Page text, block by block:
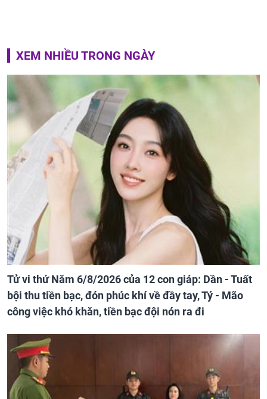
XEM NHIỀU TRONG NGÀY
Tử vi thứ Năm 6/8/2026 của 12 con giáp: Dần - Tuất
bội thu tiền bạc, đón phúc khí về đầy tay, Tý - Mão
công việc khó khăn, tiền bạc đội nón ra đi